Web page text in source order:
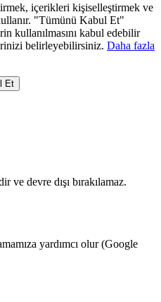
içerikleri kişiselleştirmek ve
"Tümünü Kabul Et"
kullanılmasını kabul edebilir
belirleyebilirsiniz. Daha fazla
Et
devre dışı bırakılamaz.
yardımcı olur (Google